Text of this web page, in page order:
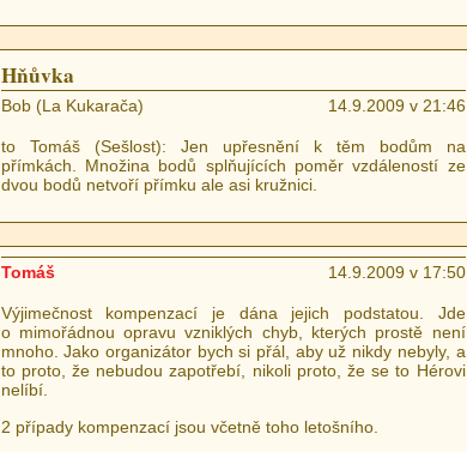
Hňůvka
Bob (La Kukarača) 14.9.2009 v 21:46
to Tomáš (Sešlost): Jen upřesnění k těm bodům na
přímkách. Množina bodů splňujících poměr vzdáleností ze
dvou bodů netvoří přímku ale asi kružnici.
Tomáš 14.9.2009 v 17:50
Výjimečnost kompenzací je dána jejich podstatou. Jde
o mimořádnou opravu vzniklých chyb, kterých prostě není
mnoho. Jako organizátor bych si přál, aby už nikdy nebyly, a
to proto, že nebudou zapotřebí, nikoli proto, že se to Hérovi
nelíbí.
2 případy kompenzací jsou včetně toho letošního.